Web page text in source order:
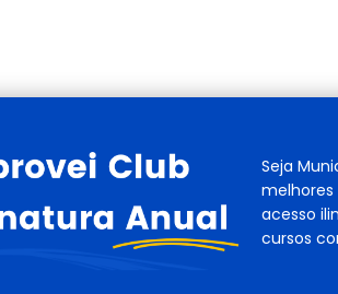
Seja
melhores
acesso
cursos